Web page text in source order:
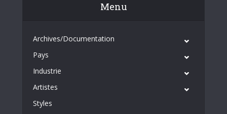
Menu
Archives/Documentation
Pays
Industrie
Artistes
Styles